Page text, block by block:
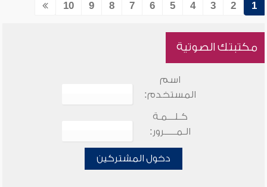
1
2
3
4
5
6
7
8
9
10
مكتبتك الصوتية
اسم
المستخدم:
كـلـــمـة
الـمـــــرور:
دخول المشتركين